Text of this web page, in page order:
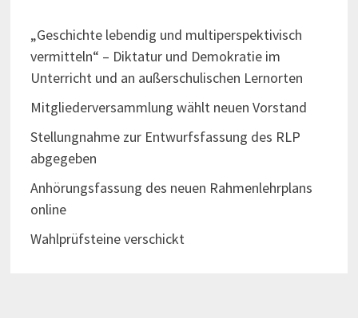
„Geschichte lebendig und multiperspektivisch
vermitteln“ – Diktatur und Demokratie im
Unterricht und an außerschulischen Lernorten
Mitgliederversammlung wählt neuen Vorstand
Stellungnahme zur Entwurfsfassung des RLP
abgegeben
Anhörungsfassung des neuen Rahmenlehrplans
online
Wahlprüfsteine verschickt